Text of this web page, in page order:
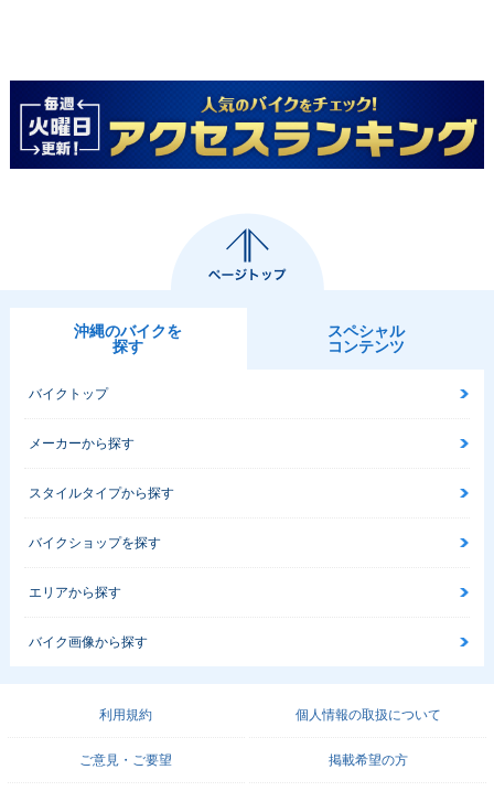
沖縄のバイクを
探す
スペシャル
コンテンツ
バイクトップ
メーカーから探す
スタイルタイプから探す
バイクショップを探す
エリアから探す
バイク画像から探す
利用規約 個人情報の取扱について
ご意見・ご要望 掲載希望の方